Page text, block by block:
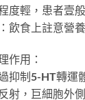
度輕，患者壹
飲食上註意營
作用：
抑制5-HT轉運
射，巨細胞外